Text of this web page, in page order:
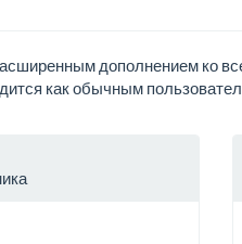
дополнением ко
как обычным